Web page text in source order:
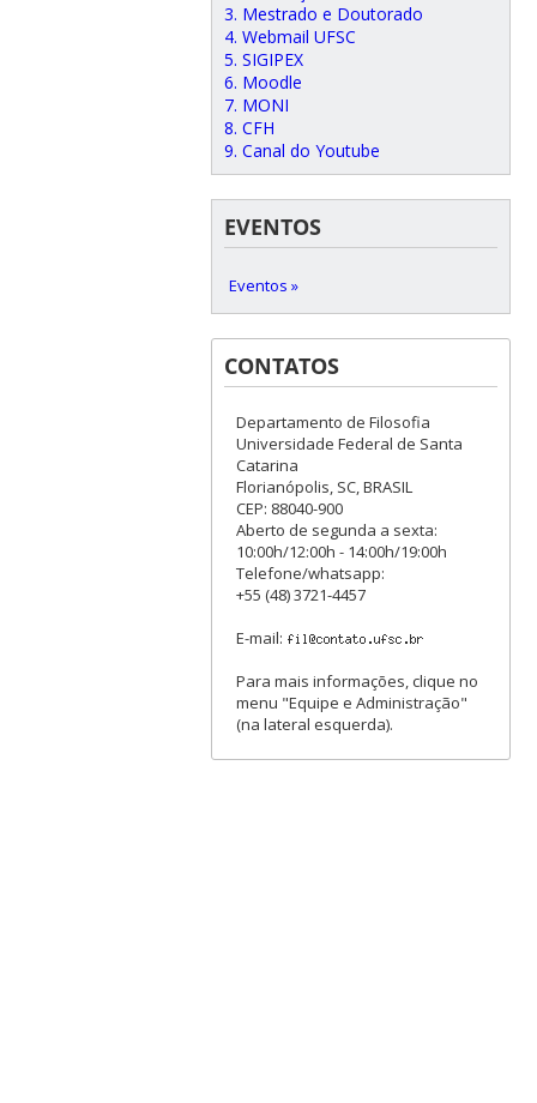
3. Mestrado e Doutorado
4. Webmail UFSC
5. SIGIPEX
6. Moodle
7. MONI
8. CFH
9. Canal do Youtube
EVENTOS
Eventos »
CONTATOS
Departamento de Filosofia
Universidade Federal de Santa
Catarina
Florianópolis, SC, BRASIL
CEP: 88040-900
Aberto de segunda a sexta:
10:00h/12:00h - 14:00h/19:00h
Telefone/whatsapp:
+55 (48) 3721-4457
E-mail:
Para mais informações, clique no
menu "Equipe e Administração"
(na lateral esquerda).